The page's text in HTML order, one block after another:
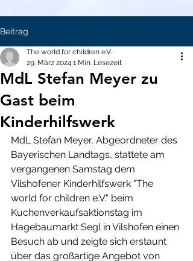
Beitrag
MdL Stefan Meyer zu
Gast beim
Kinderhilfswerk
The world for children e.V.
29. März 2024 1 Min. Lesezeit
MdL Stefan Meyer, Abgeordneter des
Bayerischen Landtags, stattete am
vergangenen Samstag dem
Vilshofener Kinderhilfswerk "The
world for children e.V." beim
Kuchenverkaufsaktionstag im
Hagebaumarkt Segl in Vilshofen einen
Besuch ab und zeigte sich erstaunt
über das großartige Angebot von